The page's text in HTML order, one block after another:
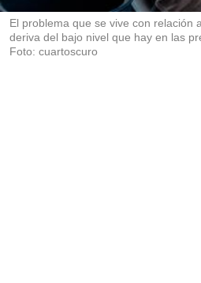
El problema que se vive con relación
deriva del bajo nivel que hay en las
Foto: cuartoscuro